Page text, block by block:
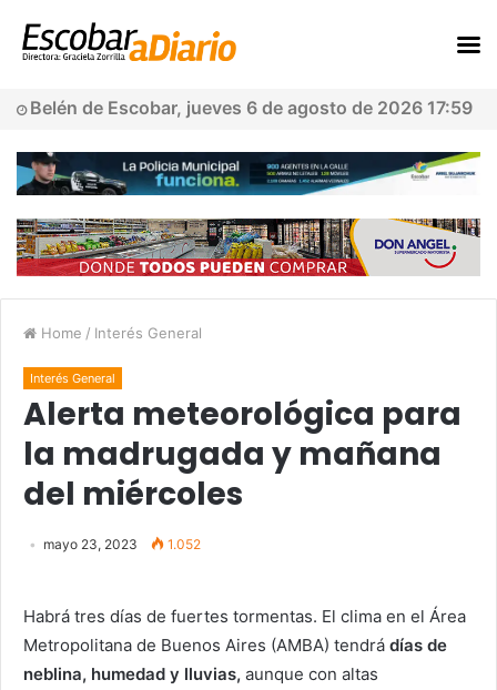
Belén de Escobar, jueves 6 de agosto de 2026 17:59
Home / Interés General
Interés General
Alerta meteorológica para
la madrugada y mañana
del miércoles
mayo 23, 2023 1.052
Habrá tres días de fuertes tormentas. El clima en el Área
Metropolitana de Buenos Aires (AMBA) tendrá días de
neblina, humedad y lluvias, aunque con altas